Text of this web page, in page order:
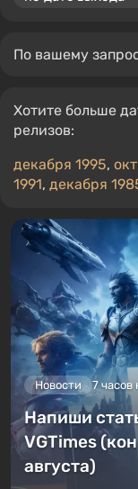
По вашему
Хотите больше
релизов:
декабря 1995,
1991, декабря
Новости 7 часов
Напиши
VGTimes
августа)